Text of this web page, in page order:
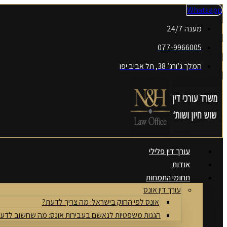
דלג
Whatsapp
מענה 24/7
077-9966005
המלך ג’ורג’ 38, תל אביב יפו
עורך דין פלילי
אודות
תחומי התמחות
עורך דין אונס
אונס לפי החוק בישראל: מה צריך לדעת?
הגנות משפטיות לנאשם בעבירות אונס: מה שחשוב